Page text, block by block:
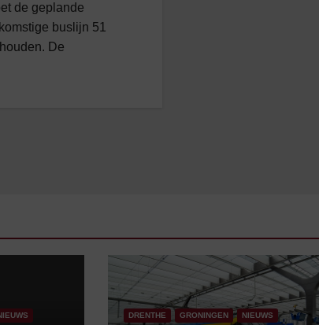
de geplande
buslijn 51
De
DRENTHE GRONINGEN NIEUWS